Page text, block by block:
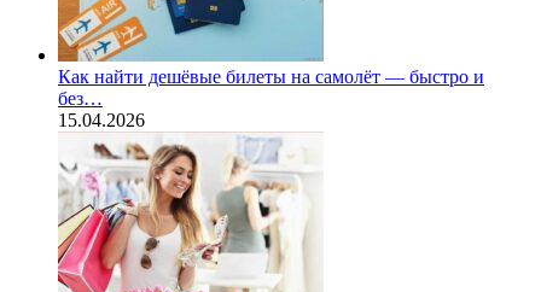
Как найти дешёвые билеты на самолёт — быстро и
без…
15.04.2026